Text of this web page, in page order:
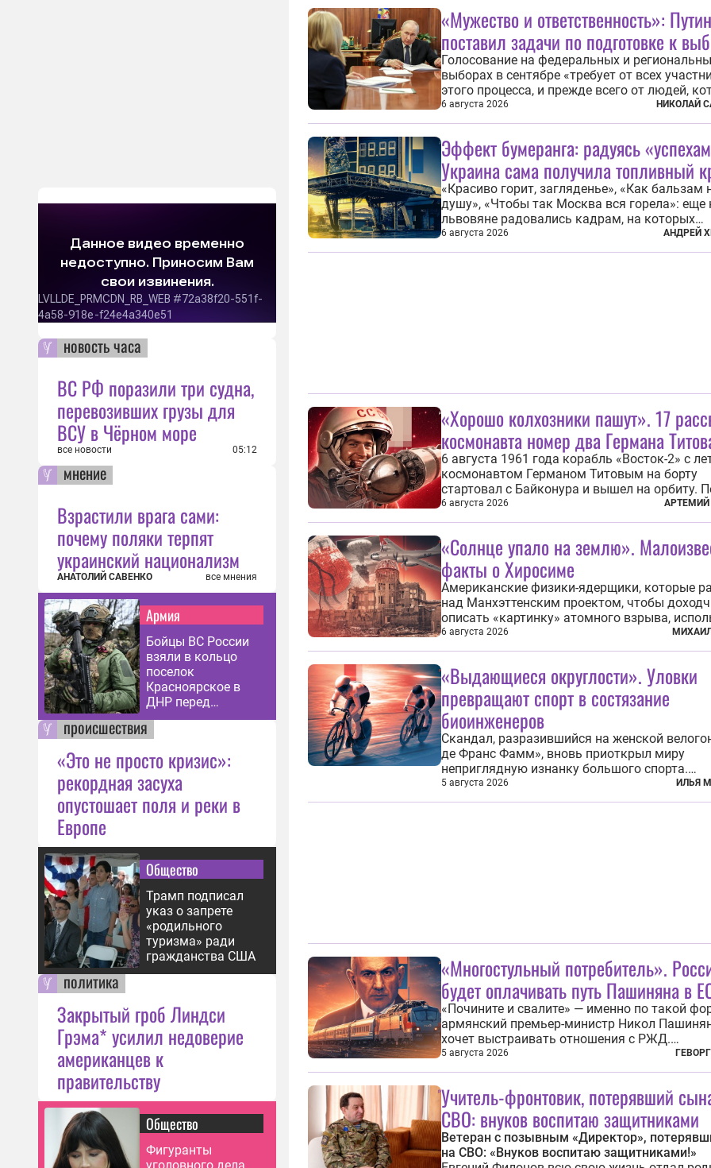
новость часа
ВС РФ поразили три судна,
перевозивших грузы для
ВСУ в Чёрном море
все новости 05:12
мнение
Взрастили врага сами:
почему поляки терпят
украинский национализм
АНАТОЛИЙ САВЕНКО все мнения
Армия
Бойцы ВС России
взяли в кольцо
поселок
Красноярское в
ДНР перед
зачисткой
происшествия
«Это не просто кризис»:
рекордная засуха
опустошает поля и реки в
Европе
Общество
Трамп подписал
указ о запрете
«родильного
туризма» ради
гражданства США
политика
Закрытый гроб Линдси
Грэма* усилил недоверие
американцев к
правительству
Общество
Фигуранты
развития» подтверждают...
«Мужество и ответственность»: Путин
поставил задачи по подготовке к
Голосование на федеральных и
выборах в сентябре «требует от всех
этого процесса, и прежде всего от людей,
организуют эти выборы, мужества и
отношения к формированию власти», —
августа в Кремле...
6 августа 2026 НИКОЛАЙ
Эффект бумеранга: радуясь
Украина сама получила топливный
«Красиво горит, загляденье», «Как бальзам
душу», «Чтобы так Москва вся горела»: еще
львовяне радовались кадрам, на которых
украинские БПЛА атаковали
нефтеперерабатывающие предприятия
6 августа 2026 АНДРЕЙ
«Хорошо колхозники пашут». 17
космонавта номер два Германа
6 августа 1961 года корабль «Восток-2» с
космонавтом Германом Титовым на борту
стартовал с Байконура и вышел на орбиту.
продолжался чуть более суток. А 9 августа
человек в космосе получил звезду Героя
находится несколько...
6 августа 2026
«Солнце упало на землю».
факты о Хиросиме
Американские физики-ядерщики, которые
над Манхэттенским проектом, чтобы
описать «картинку» атомного взрыва,
образ из «Махабхараты»: «Ярче тысячи
пылало это пламя». Не все жители японских
1945 года поставили...
6 августа 2026
«Выдающиеся округлости». Уловки
превращают спорт в состязание
биоинженеров
Скандал, разразившийся на женской
де Франс Фамм», вновь приоткрыл миру
неприглядную изнанку большого спорта.
Выяснилось, что некоторые гонщицы
размер груди ради улучшения
5 августа 2026 ИЛЬЯ
«Многостульный потребитель».
будет оплачивать путь Пашиняна в
«Почините и свалите» — именно по такой
армянский премьер-министр Никол
хочет выстраивать отношения с РЖД.
Отремонтировать за счет российской
железнодорожную инфраструктуру в районе
связать Азербайджан и Турцию через...
5 августа 2026
Учитель-фронтовик, потерявший
СВО: внуков воспитаю защитниками
Ветеран с позывным «Директор»,
на СВО: «Внуков воспитаю защитниками!»